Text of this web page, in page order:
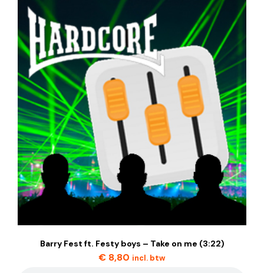
Barry Fest ft. Festy boys – Take on me (3:22)
€ 8,80 incl. btw